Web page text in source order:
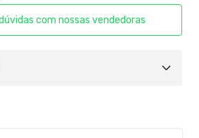
com nossas vendedoras